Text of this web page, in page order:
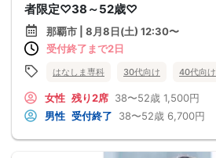
者限定♡38～52歳♡
那覇市 | 8月8日(土) 12:30〜
受付終了まで2日
はなしま専科 30代向け 40代向け
女性 残り2席 38〜52歳 1,500円
男性 受付終了 38〜52歳 6,700円